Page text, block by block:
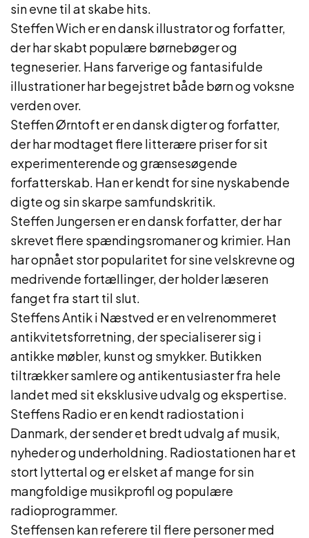
sin evne til at skabe hits.
Steffen Wich er en dansk illustrator og forfatter,
der har skabt populære børnebøger og
tegneserier. Hans farverige og fantasifulde
illustrationer har begejstret både børn og voksne
verden over.
Steffen Ørntoft er en dansk digter og forfatter,
der har modtaget flere litterære priser for sit
experimenterende og grænsesøgende
forfatterskab. Han er kendt for sine nyskabende
digte og sin skarpe samfundskritik.
Steffen Jungersen er en dansk forfatter, der har
skrevet flere spændingsromaner og krimier. Han
har opnået stor popularitet for sine velskrevne og
medrivende fortællinger, der holder læseren
fanget fra start til slut.
Steffens Antik i Næstved er en velrenommeret
antikvitetsforretning, der specialiserer sig i
antikke møbler, kunst og smykker. Butikken
tiltrækker samlere og antikentusiaster fra hele
landet med sit eksklusive udvalg og ekspertise.
Steffens Radio er en kendt radiostation i
Danmark, der sender et bredt udvalg af musik,
nyheder og underholdning. Radiostationen har et
stort lyttertal og er elsket af mange for sin
mangfoldige musikprofil og populære
radioprogrammer.
Steffensen kan referere til flere personer med